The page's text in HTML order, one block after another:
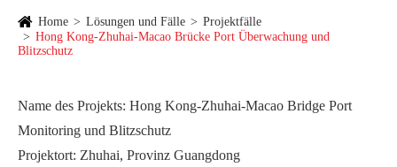
Home Lösungen und Fälle
Projektfälle
Hong Kong-Zhuhai-Macao Brücke Port Überwachung und
Blitzschutz
Name des Projekts: Hong Kong-Zhuhai-Macao Bridge Port
Monitoring und Blitzschutz
Projektort: Zhuhai, Provinz Guangdong